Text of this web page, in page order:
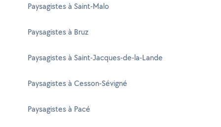
Paysagistes à Saint-Malo
Paysagistes à Bruz
Paysagistes à Saint-Jacques-de-la-Lande
Paysagistes à Cesson-Sévigné
Paysagistes à Pacé